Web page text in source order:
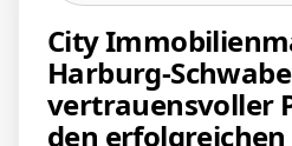
City
Harburg-
vertrauensvoller
den erfolgreichen